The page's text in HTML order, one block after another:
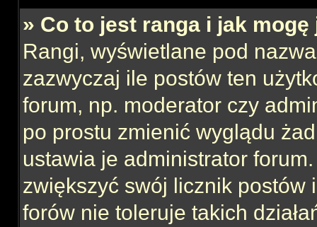
» Co to jest ranga i jak mogę
Rangi, wyświetlane pod
zazwyczaj ile postów ten
forum, np. moderator czy
po prostu zmienić wyglądu
ustawia je administrator
zwiększyć swój licznik postów
forów nie toleruje takich